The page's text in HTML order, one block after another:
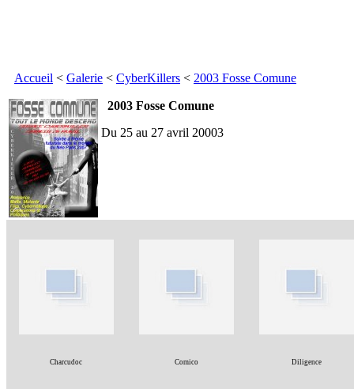
Accueil < Galerie < CyberKillers < 2003 Fosse Comune
2003 Fosse Comune
Du 25 au 27 avril 20003
Charcudoc Comico Diligence